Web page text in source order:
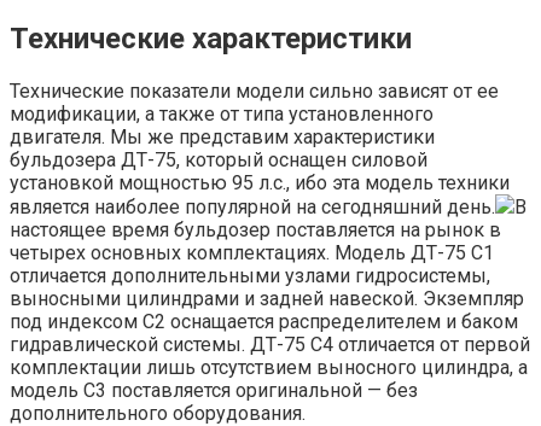
Технические характеристики
Технические показатели модели сильно зависят от ее
модификации, а также от типа установленного
двигателя. Мы же представим характеристики
бульдозера ДТ-75, который оснащен силовой
установкой мощностью 95 л.с., ибо эта модель техники
является наиболее популярной на сегодняшний день.
В
настоящее время бульдозер поставляется на рынок в
четырех основных комплектациях. Модель ДТ-75 С1
отличается дополнительными узлами гидросистемы,
выносными цилиндрами и задней навеской. Экземпляр
под индексом С2 оснащается распределителем и баком
гидравлической системы. ДТ-75 С4 отличается от первой
комплектации лишь отсутствием выносного цилиндра, а
модель С3 поставляется оригинальной — без
дополнительного оборудования.